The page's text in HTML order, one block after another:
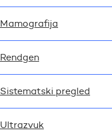
Mamografija
Rendgen
Sistematski pregled
Ultrazvuk